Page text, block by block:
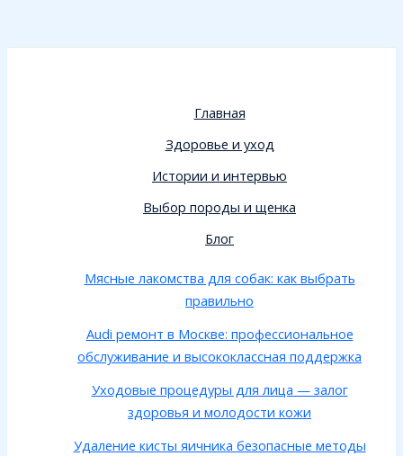
Главная
Здоровье и уход
Истории и интервью
Выбор породы и щенка
Блог
Мясные лакомства для собак: как выбрать
правильно
Audi ремонт в Москве: профессиональное
обслуживание и высококлассная поддержка
Уходовые процедуры для лица — залог
здоровья и молодости кожи
Удаление кисты яичника безопасные методы